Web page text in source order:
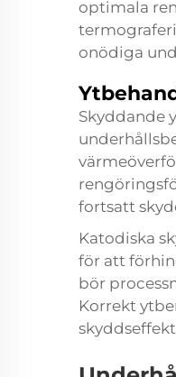
optimala
onödiga
Skyddande
fortsatt
Katodiska
för att
bör
Korrekt